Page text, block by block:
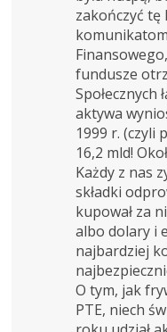
zakończyć tę
fundusze
Społecznych
aktywa
1999 r. (czyli
16,2 mld!
Każdy z nas
składki
kupował za
albo dolary i
najbardziej
O tym, jak
PTE, niech